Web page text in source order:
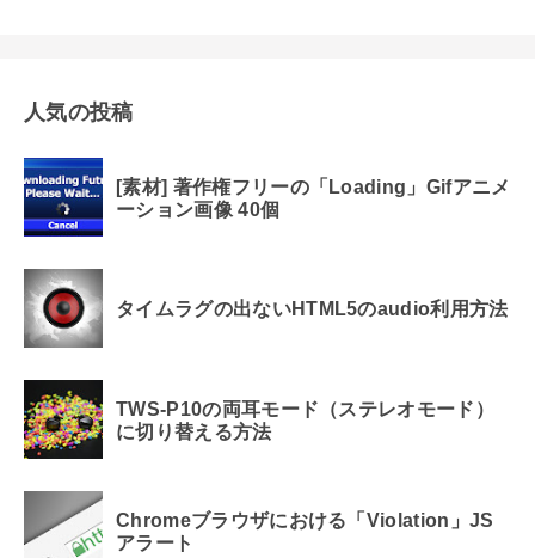
人気の投稿
[素材] 著作権フリーの「Loading」Gifアニメ
ーション画像 40個
タイムラグの出ないHTML5のaudio利用方法
TWS-P10の両耳モード（ステレオモード）
に切り替える方法
Chromeブラウザにおける「Violation」JS
アラート